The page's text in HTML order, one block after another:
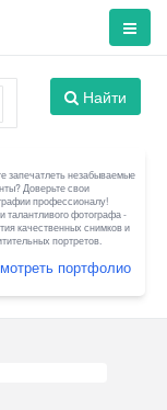
Найти
запечатлеть незабываемые
Доверьте свои
профессионалу!
талантливого фотографа -
качественных снимков и
портретов.
портфолио